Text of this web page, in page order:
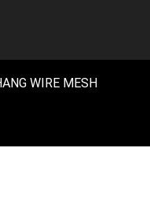
WIRE MESH